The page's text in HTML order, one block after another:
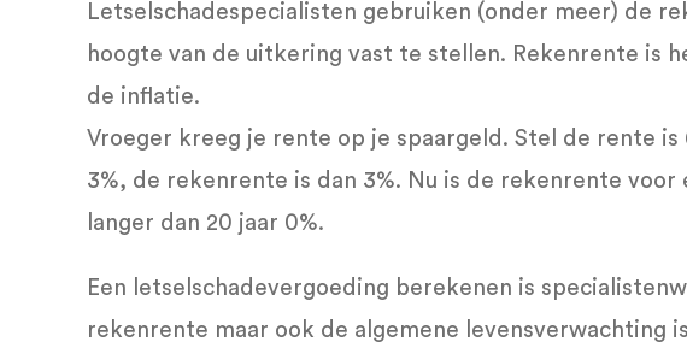
Letselschadespecialisten gebruiken (onder meer) de
hoogte van de uitkering vast te stellen. Rekenrente is
de inflatie.
Vroeger kreeg je rente op je spaargeld. Stel de rente is
3%, de rekenrente is dan 3%. Nu is de rekenrente voor
langer dan 20 jaar 0%.
Een letselschadevergoeding berekenen is
rekenrente maar ook de algemene levensverwachting